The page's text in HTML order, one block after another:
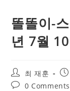
똘똘이-
년 7월
Post
author:
최 재훈
Post0 Comments